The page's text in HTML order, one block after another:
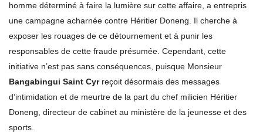
homme déterminé à faire la lumière sur cette affaire, a entrepris
une campagne acharnée contre Héritier Doneng. Il cherche à
exposer les rouages de ce détournement et à punir les
responsables de cette fraude présumée. Cependant, cette
initiative n’est pas sans conséquences, puisque Monsieur
Bangabingui Saint Cyr reçoit désormais des messages
d’intimidation et de meurtre de la part du chef milicien Héritier
Doneng, directeur de cabinet au ministère de la jeunesse et des
sports.